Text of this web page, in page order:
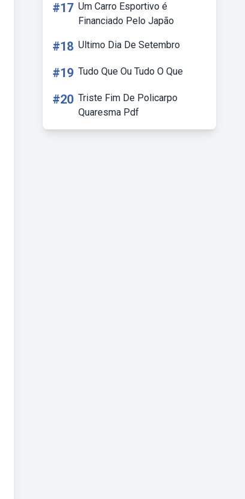
#17 Um Carro Esportivo é
Financiado Pelo Japão
#18 Ultimo Dia De Setembro
#19 Tudo Que Ou Tudo O Que
#20 Triste Fim De Policarpo
Quaresma Pdf